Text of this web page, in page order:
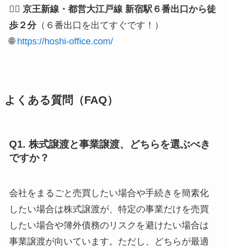
🚶‍♂️ 京王新線・都営大江戸線 新宿駅６番出口から徒
歩２分（６番出口を出てすぐです！）
🌐 https://hoshi-office.com/
よくある質問（FAQ）
Q1. 株式譲渡と事業譲渡、どちらを選ぶべき
ですか？
会社をまるごと売買したい場合や手続きを簡素化
したい場合は株式譲渡が、特定の事業だけを売買
したい場合や簿外債務のリスクを避けたい場合は
事業譲渡が向いています。ただし、どちらが最適